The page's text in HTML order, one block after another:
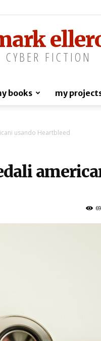
CYBER FICTION
books my
usando Heartbleed